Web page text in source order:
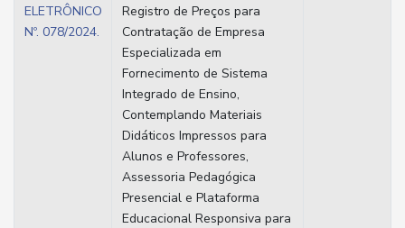
ELETRÔNICO
Nº. 078/2024.
Registro de Preços para
Contratação de Empresa
Especializada em
Fornecimento de Sistema
Integrado de Ensino,
Contemplando Materiais
Didáticos Impressos para
Alunos e Professores,
Assessoria Pedagógica
Presencial e Plataforma
Educacional Responsiva para